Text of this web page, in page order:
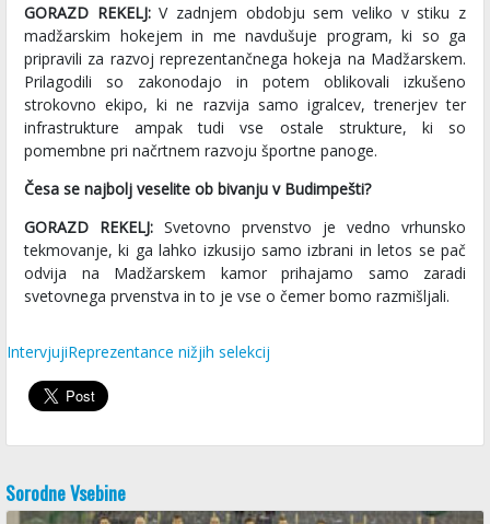
GORAZD REKELJ:V zadnjem obdobju sem veliko v stiku z
madžarskim hokejem in me navdušuje program, ki so ga
pripravili za razvoj reprezentančnega hokeja na Madžarskem.
Prilagodili so zakonodajo in potem oblikovali izkušeno
strokovno ekipo, ki ne razvija samo igralcev, trenerjev ter
infrastrukture ampak tudi vse ostale strukture, ki so
pomembne pri načrtnem razvoju športne panoge.
Česa se najbolj veselite ob bivanju v Budimpešti?
GORAZD REKELJ: Svetovno prvenstvo je vedno vrhunsko
tekmovanje, ki ga lahko izkusijo samo izbrani in letos se pač
odvija na Madžarskem kamor prihajamo samo zaradi
svetovnega prvenstva in to je vse o čemer bomo razmišljali.
IntervjujiReprezentance nižjih selekcij
Sorodne Vsebine